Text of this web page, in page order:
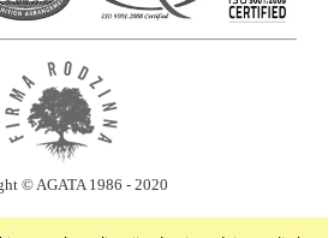
© AGATA 1986 - 2020